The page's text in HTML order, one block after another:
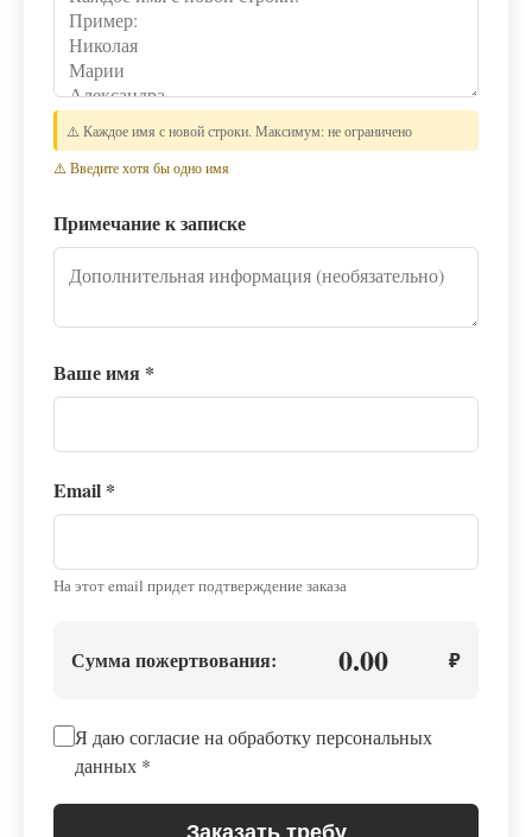
⚠️ Каждое имя с новой строки. Максимум: не ограничено
⚠️ Введите хотя бы одно имя
Примечание к записке
Ваше имя *
Email *
На этот email придет подтверждение заказа
Сумма пожертвования: 0.00 ₽
Я даю согласие на обработку персональных
данных *
Заказать требу